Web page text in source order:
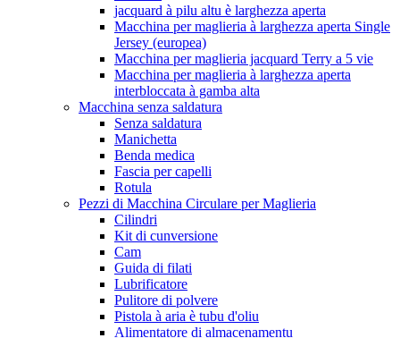
jacquard à pilu altu è larghezza aperta
Macchina per maglieria à larghezza aperta Single
Jersey (europea)
Macchina per maglieria jacquard Terry a 5 vie
Macchina per maglieria à larghezza aperta
interbloccata à gamba alta
Macchina senza saldatura
Senza saldatura
Manichetta
Benda medica
Fascia per capelli
Rotula
Pezzi di Macchina Circulare per Maglieria
Cilindri
Kit di cunversione
Cam
Guida di filati
Lubrificatore
Pulitore di polvere
Pistola à aria è tubu d'oliu
Alimentatore di almacenamentu